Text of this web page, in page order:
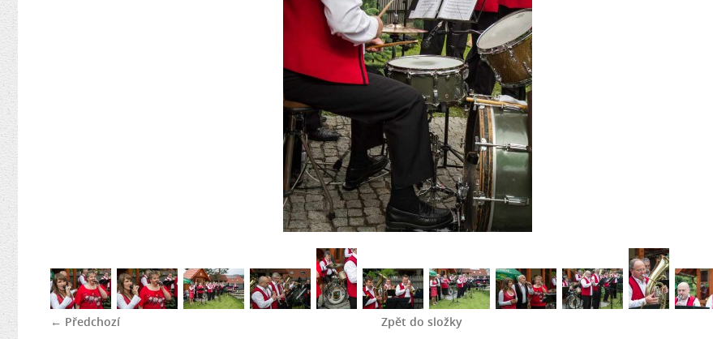
← Předchozí Zpět do složky